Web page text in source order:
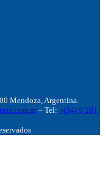
Mendoza, Argentina.
– Tel: +(54) 9 261